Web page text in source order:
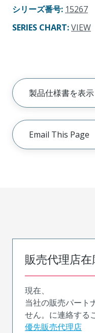
シリーズ番号: 15267
SERIES CHART:VIEW
製品仕様書を表示
Email This Page
販売代理店在
現在、
当社の販売パート
せん。に連絡する
優先販売代理店